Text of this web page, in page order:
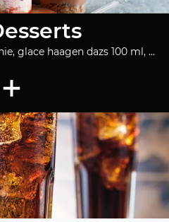
glace haagen dazs 100 ml, ...
+